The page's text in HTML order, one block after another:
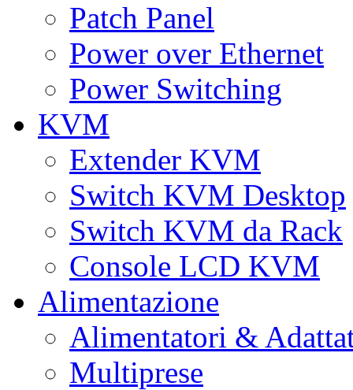
Patch Panel
Power over Ethernet
Power Switching
KVM
Extender KVM
Switch KVM Desktop
Switch KVM da Rack
Console LCD KVM
Alimentazione
Alimentatori &
Multiprese